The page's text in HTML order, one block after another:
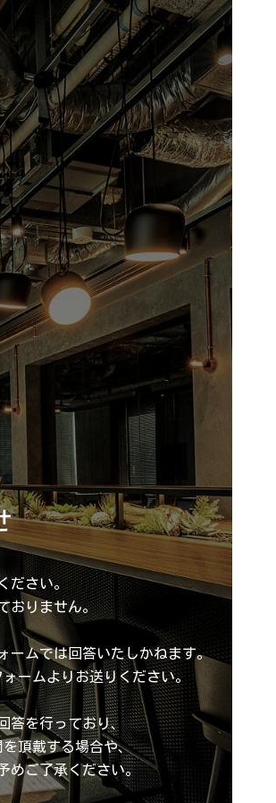
ださい。
おりません。
ームでは回答いたしかねます。
ームよりお送りください。
答を行っており、
頂戴する場合や、
めご了承ください。